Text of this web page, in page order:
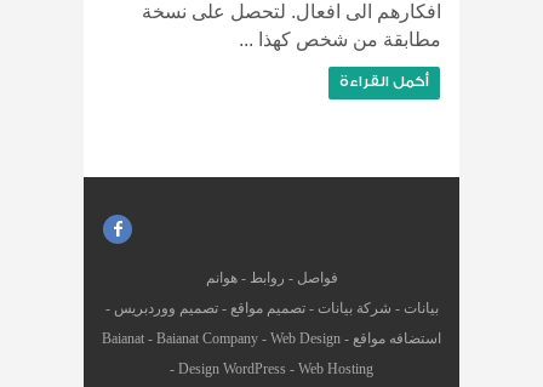
افكارهم الى افعال. لتحصل على نسخة
مطابقة من شخص كهذا ...
أكمل القراءة
فواصل - روابط -هوانم
بيانات - شركة بيانات -تصميم مواقع -تصميم ووردبريس -
استضافه مواقع -
Baianat - Baianat Company - Web Design
- Design WordPress - Web Hosting